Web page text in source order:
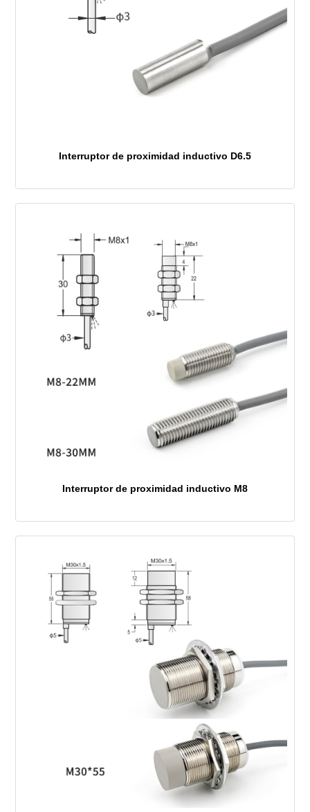
Interruptor de proximidad inductivo D6.5
Interruptor de proximidad inductivo M8